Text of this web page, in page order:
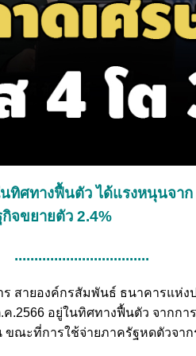
นทิศทางฟื้นตัว ได้แรงหนุนจา
กิจขยายตัว 2.4%
..................................
สายองค์กรสัมพันธ์ ธนาคารแห่ง
.ค.2566 อยู่ในทิศทางฟื้นตัว จาก
ณะที่การใช้จ่ายภาครัฐหดตัวจา